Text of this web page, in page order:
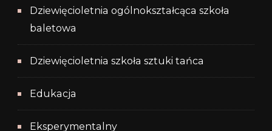
Dziewięcioletnia ogólnokształcąca szkoła
baletowa
Dziewięcioletnia szkoła sztuki tańca
Edukacja
Eksperymentalny